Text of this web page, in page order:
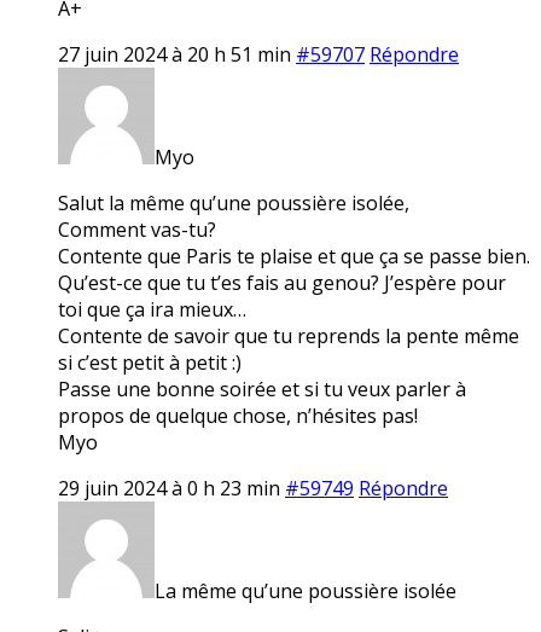
A+
27 juin 2024 à 20 h 51 min #59707 Répondre
Myo
Salut la même qu’une poussière isolée,
Comment vas-tu?
Contente que Paris te plaise et que ça se passe bien.
Qu’est-ce que tu t’es fais au genou? J’espère pour
toi que ça ira mieux…
Contente de savoir que tu reprends la pente même
si c’est petit à petit :)
Passe une bonne soirée et si tu veux parler à
propos de quelque chose, n’hésites pas!
Myo
29 juin 2024 à 0 h 23 min #59749 Répondre
La même qu’une poussière isolée